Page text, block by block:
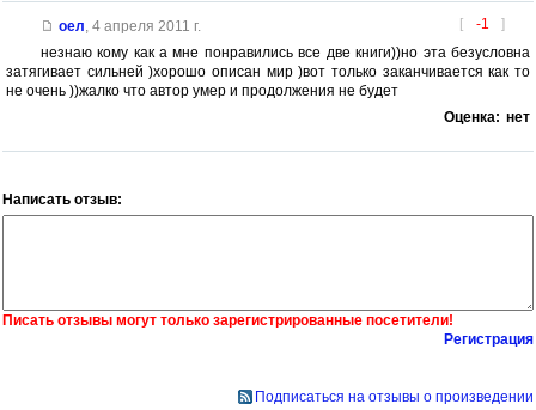
[ -1 ]
оел 4 апреля 2011 г.
незнаю кому как а мне понравились все две книги))но эта безусловна
затягивает сильней )хорошо описан мир )вот только заканчивается как то
не очень ))жалко что автор умер и продолжения не будет
Оценка: нет
Написать отзыв:
Писать отзывы могут только зарегистрированные посетители!
Регистрация
Подписаться на отзывы о произведении